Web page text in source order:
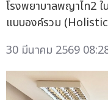
โรงพยาบาลพญาไท2
แบบองค์รวม
30 มีนาคม 2569